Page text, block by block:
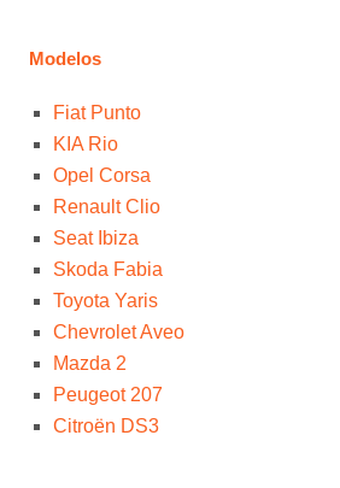
Modelos
Fiat Punto
KIA Rio
Opel Corsa
Renault Clio
Seat Ibiza
Skoda Fabia
Toyota Yaris
Chevrolet Aveo
Mazda 2
Peugeot 207
Citroën DS3